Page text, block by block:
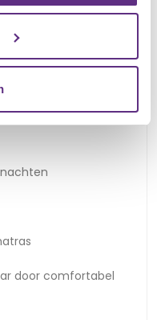
circuleren. Hierdoor
afgevoerd.
door comfortabel